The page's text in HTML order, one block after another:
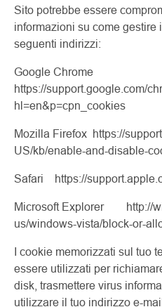
Sito potrebbe essere
informazioni su come gestire
seguenti indirizzi:
Google Chrome
https://support.google.com/
hl=en&p=cpn_cookies
Mozilla Firefox https://
US/kb/enable-and-disable-
Safari https://
Microsoft Explorer http://
us/windows-vista/block-or-
I cookie memorizzati sul tuo
essere utilizzati per
disk, trasmettere virus
utilizzare il tuo indirizzo e-